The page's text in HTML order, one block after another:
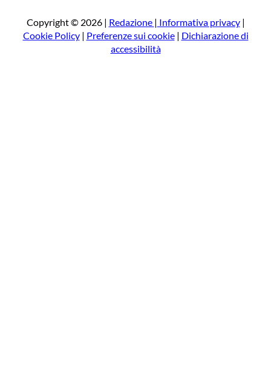
a
Copyright © 2026 | Redazione | Informativa privacy|
Cookie Policy| Preferenze sui cookie| Dichiarazione di
accessibilità